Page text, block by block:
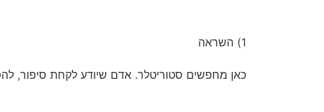
1) השראה
כאן מחפשים סטוריטלר. אדם שיודע לקחת סיפור,